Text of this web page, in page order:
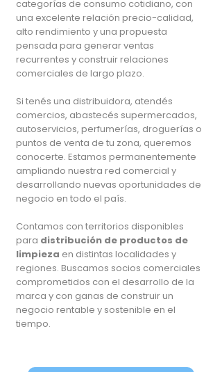
categorías de consumo cotidiano, con
una excelente relación precio-calidad,
alto rendimiento y una propuesta
pensada para generar ventas
recurrentes y construir relaciones
comerciales de largo plazo.
Si tenés una distribuidora, atendés
comercios, abastecés supermercados,
autoservicios, perfumerías, droguerías o
puntos de venta de tu zona, queremos
conocerte. Estamos permanentemente
ampliando nuestra red comercial y
desarrollando nuevas oportunidades de
negocio en todo el país.
Contamos con territorios disponibles
para distribución de productos de
limpieza en distintas localidades y
regiones. Buscamos socios comerciales
comprometidos con el desarrollo de la
marca y con ganas de construir un
negocio rentable y sostenible en el
tiempo.